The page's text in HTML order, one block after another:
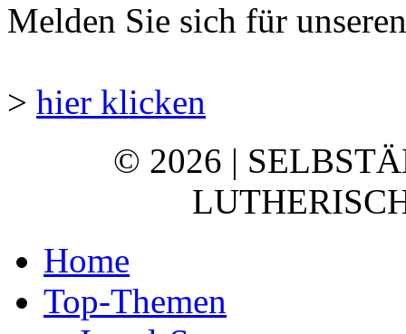
Melden Sie sich für
> hier klicken
© 2026 |
Home
Top-Themen